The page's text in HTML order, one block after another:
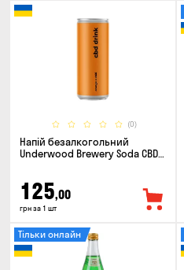
(0)
Напій безалкогольний
Underwood Brewery Soda CBD
125,00
грн за 1 шт
Тільки онлайн